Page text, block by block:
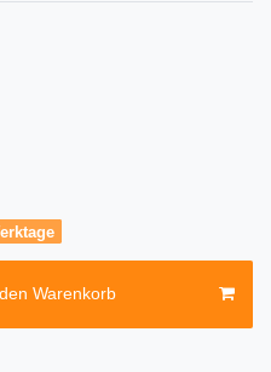
Warenkorb